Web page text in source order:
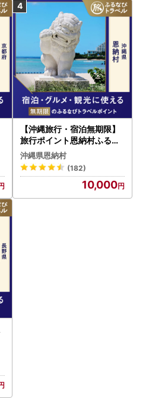
【沖縄旅行・宿泊無期限】
旅行ポイント恩納村ふるな
びトラベルポイント
沖縄県恩納村
(182)
10,000